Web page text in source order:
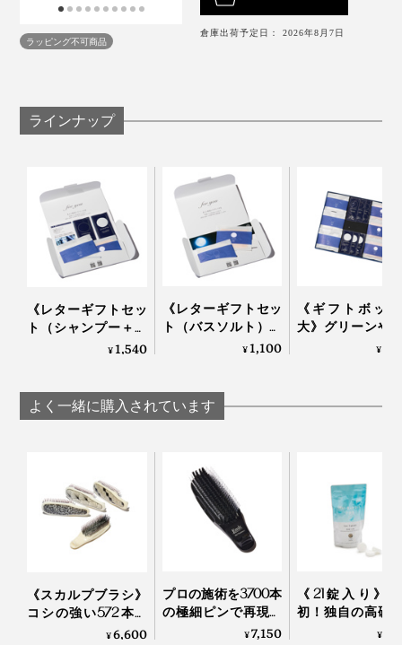
1回で、ここまで心地よい全身洗いができる
『MANGETSU（満月）』『SINGETSU（新月）』の成
特長1
髪や肌が持つバリア機能を守りながら、汚れを落と
特長2
世界85ヵ国でオーガニック認証の実績がある「エコ
サート認証」を取得した、12種の植物成分
特長3
99％以上の生分解性がある、環境に配慮した成分
特長4
シリコンなどの合成ポリマー、パラベンやフェノキ
シエタノールは使わない
遺伝子組み換えされた素材は使わない
ストレスも徹底的に抑えた逸品です。
『MANGETSU（満月）』『SINGETSU（新月）』を使
えば使うほど、髪と肌にいいだけでなく、時短やコスト
削減、水や環境への配慮も叶います。
ラッピング不可商品
倉庫出荷予定日： 2026年8月7日
ラインナップ
《レターギフトセッ
ト（シャンプー＋バ
スソルト）》グリー
髪・顔・体がしっと
り潤う「全身シャン
SINGETSU
¥1,540
《レターギフトセッ
ト（バスソルト）》
グリーンや果実の“自
しっとり潤う「バス
ソルトセット」｜
SINGETSU ジャムレ
ーベル 満月・新月
¥1,100
《ギフトボッ
大》グリーンや
の“自然の香り”
ーベル 満月・新月
¥
よく一緒に購入されています
《スカルプブラシ》
コシの強い572本の
ピンが、皮脂汚れを
¥6,600
プロの施術を3700本
の極細ピンで再現す
る「トリートメント
¥7,150
《21錠入り》
初！独自の高硬
イクロカプセル
¥